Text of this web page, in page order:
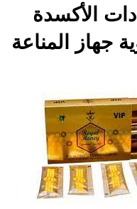
الأكسدة
جهاز المناعة